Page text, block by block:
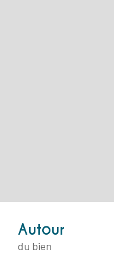
Autour
du bien